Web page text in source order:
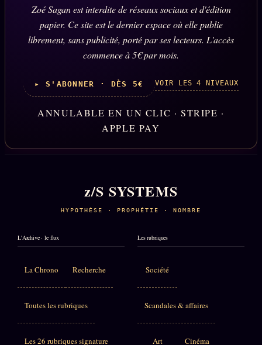
Zoé Sagan est interdite de réseaux sociaux et d'édition
papier. Ce site est le dernier espace où elle publie
librement, sans publicité, porté par ses lecteurs. L'accès
commence à 5€ par mois.
▸ S'ABONNER · DÈS 5€ VOIR LES 4 NIVEAUX
ANNULABLE EN UN CLIC · STRIPE ·
APPLE PAY
z/S SYSTEMS
HYPOTHÈSE · PROPHÉTIE · NOMBRE
L'Archive · le flux
La Chrono Recherche
Toutes les rubriques
Les 26 rubriques signature
Les rubriques
Société
Scandales & affaires
Art Cinéma